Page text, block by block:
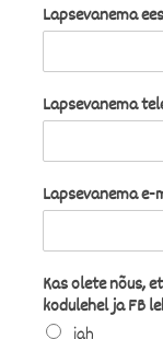
Lapsevanema
Lapsevanema
Lapsevanema
Kas olete nõus,
kodulehel ja FB